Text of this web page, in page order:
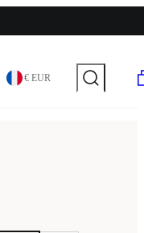
€ EUR